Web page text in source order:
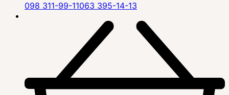
098 311-99-11063 395-14-13